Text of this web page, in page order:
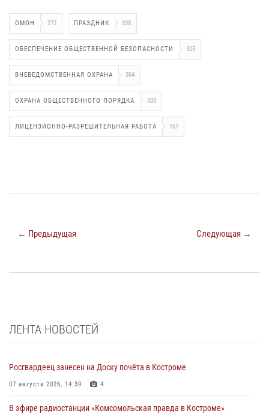
ОМОН 272 ПРАЗДНИК 338
ОБЕСПЕЧЕНИЕ ОБЩЕСТВЕННОЙ БЕЗОПАСНОСТИ 325
ВНЕВЕДОМСТВЕННАЯ ОХРАНА 394
ОХРАНА ОБЩЕСТВЕННОГО ПОРЯДКА 308
ЛИЦЕНЗИОННО-РАЗРЕШИТЕЛЬНАЯ РАБОТА 161
← Предыдущая Следующая →
ЛЕНТА НОВОСТЕЙ
Росгвардеец занесен на Доску почёта в Костроме
07 августа 2026, 14:39 4
В эфире радиостанции «Комсомольская правда в Костроме»